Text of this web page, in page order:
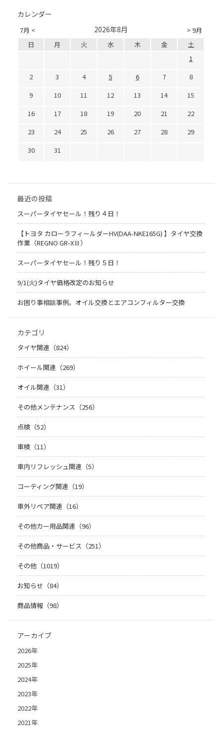
カレンダー
7月 < > 9月
2026年8月
日 月 火 水 木 金
土
1
2
3 4 5 6 7
8
9
10 11 12 13 14
15
16
17 18 19 20 21
22
23
24 25 26 27 28
29
30
31
最近の投稿
スーパータイヤセール！残り４日！
【トヨタ カローラフィールダーHV(DAA-NKE165G) 】タイヤ交換
作業（REGNO GR-XⅢ）
スーパータイヤセール！残り５日！
9/1(火)タイヤ価格改定のお知らせ
お困り事相談事例。オイル交換とエアコンフィルター交換
カテゴリ
タイヤ関連（824）
ホイール関連（269）
オイル関連（31）
その他メンテナンス（256）
点検（52）
車検（11）
車内リフレッシュ関連（5）
コーティング関連（19）
車外リペア関連（16）
その他カー用品関連（96）
その他商品・サービス（251）
その他（1019）
お知らせ（84）
商品情報（98）
アーカイブ
2026年
2025年
2024年
2023年
2022年
2021年